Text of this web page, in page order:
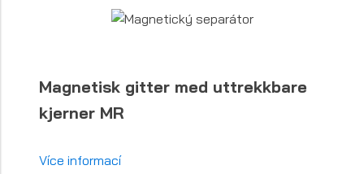
Magnetisk gitter med uttrekkbare
kjerner MR
Více informací